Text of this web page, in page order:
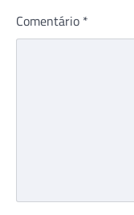
Comentário *